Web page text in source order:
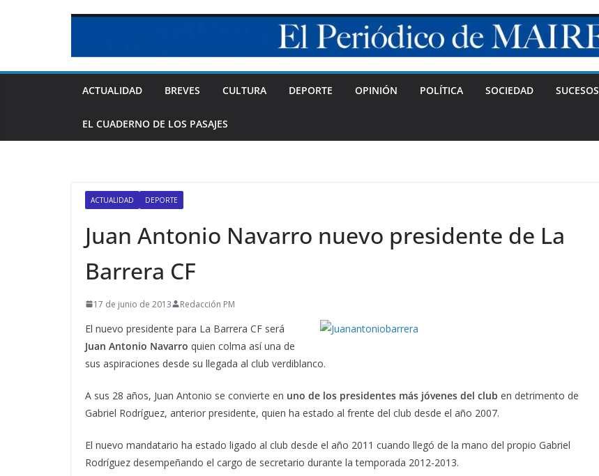
ACTUALIDAD BREVES CULTURA DEPORTE OPINIÓN POLÍTICA SOCIEDAD SUCESOS
EL CUADERNO DE LOS PASAJES
ACTUALIDAD DEPORTE
Juan Antonio Navarro nuevo presidente de La
Barrera CF
17 de junio de 2013 Redacción PM
El nuevo presidente para La Barrera CF será
Juan Antonio Navarro quien colma así una de
sus aspiraciones desde su llegada al club verdiblanco.
A sus 28 años, Juan Antonio se convierte en uno de los presidentes más jóvenes del club en detrimento de
Gabriel Rodríguez, anterior presidente, quien ha estado al frente del club desde el año 2007.
El nuevo mandatario ha estado ligado al club desde el año 2011 cuando llegó de la mano del propio Gabriel
Rodríguez desempeñando el cargo de secretario durante la temporada 2012-2013.